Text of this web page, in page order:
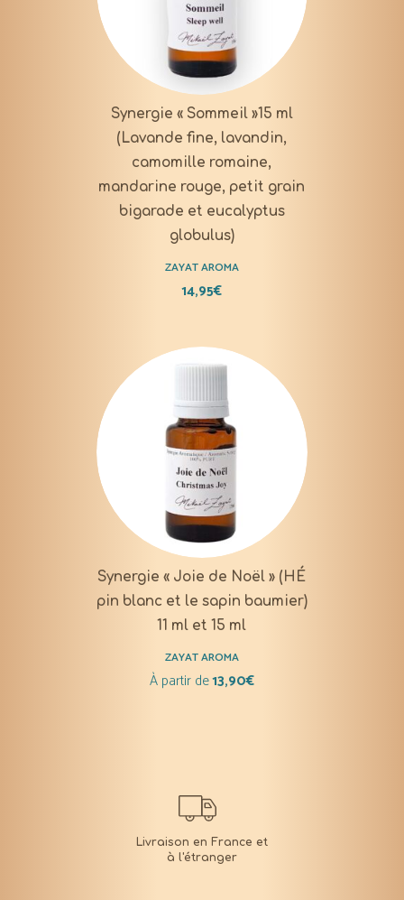
Synergie « Sommeil »15 ml
(Lavande fine, lavandin,
camomille romaine,
mandarine rouge, petit grain
bigarade et eucalyptus
globulus)
ZAYAT AROMA
14,95€
Synergie « Joie de Noël » (HÉ
pin blanc et le sapin baumier)
11 ml et 15 ml
ZAYAT AROMA
À partir de13,90€